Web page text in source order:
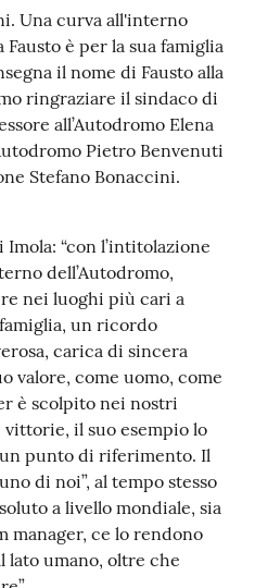
Una curva all'interno
è per la sua famiglia
il nome di Fausto alla
ringraziare il sindaco di
all’Autodromo Elena
Pietro Benvenuti
Stefano Bonaccini.
Imola: “con l’intitolazione
dell’Autodromo,
nei luoghi più cari a
un ricordo
carica di sincera
valore, come uomo, come
è scolpito nei nostri
vittorie, il suo esempio lo
punto di riferimento. Il
di noi”, al tempo stesso
a livello mondiale, sia
manager, ce lo rendono
umano, oltre che